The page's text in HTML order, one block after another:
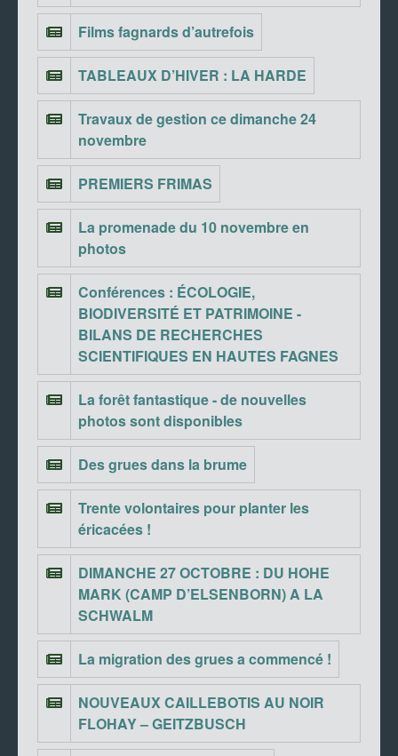
Films fagnards d’autrefois
TABLEAUX D’HIVER : LA HARDE
Travaux de gestion ce dimanche 24
novembre
PREMIERS FRIMAS
La promenade du 10 novembre en
photos
Conférences : ÉCOLOGIE,
BIODIVERSITÉ ET PATRIMOINE -
BILANS DE RECHERCHES
SCIENTIFIQUES EN HAUTES FAGNES
La forêt fantastique - de nouvelles
photos sont disponibles
Des grues dans la brume
Trente volontaires pour planter les
éricacées !
DIMANCHE 27 OCTOBRE : DU HOHE
MARK (CAMP D’ELSENBORN) A LA
SCHWALM
La migration des grues a commencé !
NOUVEAUX CAILLEBOTIS AU NOIR
FLOHAY – GEITZBUSCH